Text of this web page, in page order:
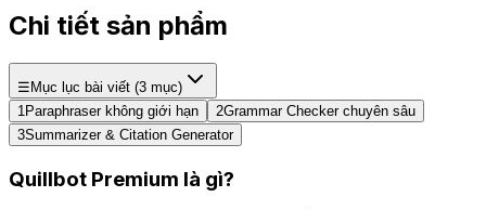
Chi tiết sản phẩm
☰ Mục lục bài viết (3 mục)
1 Paraphraser không giới hạn 2Grammar Checker chuyên sâu
3Summarizer & Citation Generator
Quillbot Premium là gì?